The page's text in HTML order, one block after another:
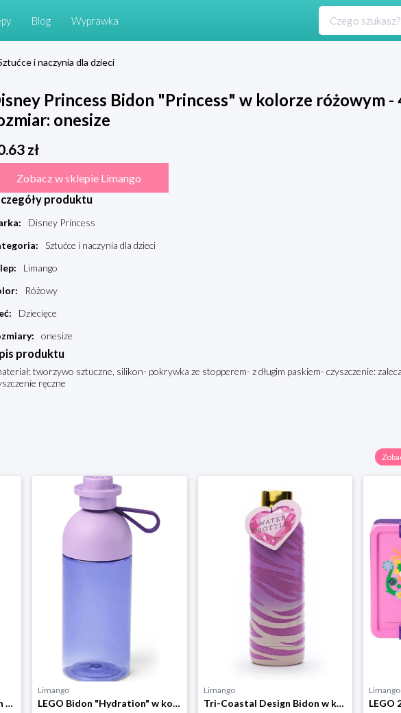
Blog Wyprawka
i naczynia dla dzieci
Princess Bidon "Princess" w kolorze różowym -
onesize
zł
Zobacz w sklepie Limango
produktu
:
Disney Princess
:
Sztućce i naczynia dla dzieci
:
Limango
:
Różowy
:
Dziecięce
: onesize
produktu
tworzywo sztuczne, silikon- pokrywka ze stopperem- z długim paskiem- czyszczenie:
ręczne
a little lovely company Bidon "Butterflies" w kolorze jasnoróżowym - 450 ml rozmiar: onesize
Limango
LEGO Bidon "Hydration" w kolorze fioletowym - 500 ml rozmiar: onesize
Limango
Tri-Coastal Design Bidon w kolorze fioletowym - 500 ml rozmiar: onesize
Limango